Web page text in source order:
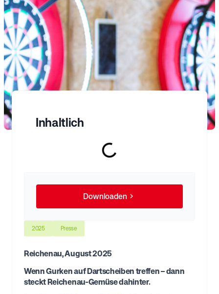
Inhaltlich
Downloaden
2025 Presse
Reichenau, August 2025
Wenn Gurken auf Dartscheiben treffen – dann
steckt Reichenau-Gemüse dahinter.